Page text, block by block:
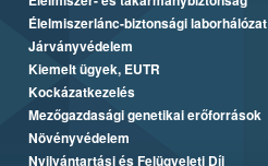
Élelmiszerlánc-biztonsági laborhálózat
Járványvédelem
Kiemelt ügyek, EUTR
Kockázatkezelés
Mezőgazdasági genetikai erőforrások
Növényvédelem
Nyilvántartási és Felügyeleti Díj